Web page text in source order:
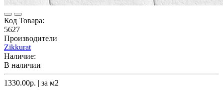
Код Товара:
5627
Производители
Zikkurat
Наличие:
В наличии
1330.00р. | за м2